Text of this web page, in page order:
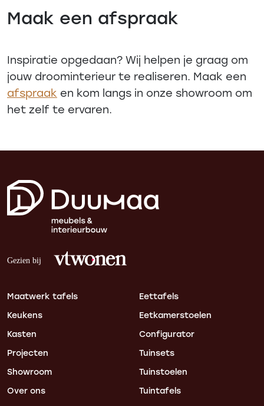
Maak een afspraak
Inspiratie opgedaan? Wij helpen je graag om
jouw droominterieur te realiseren. Maak een
afspraak en kom langs in onze showroom om
het zelf te ervaren.
Maatwerk tafels
Keukens
Kasten
Projecten
Showroom
Over ons
Eettafels
Eetkamerstoelen
Configurator
Tuinsets
Tuinstoelen
Tuintafels